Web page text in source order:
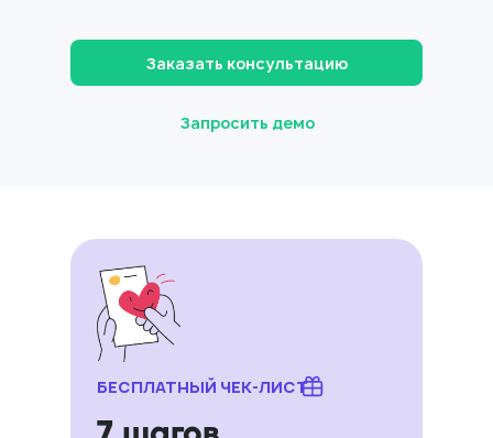
Запросить демо
Заказать консультацию
БЕСПЛАТНЫЙ ЧЕК-ЛИСТ